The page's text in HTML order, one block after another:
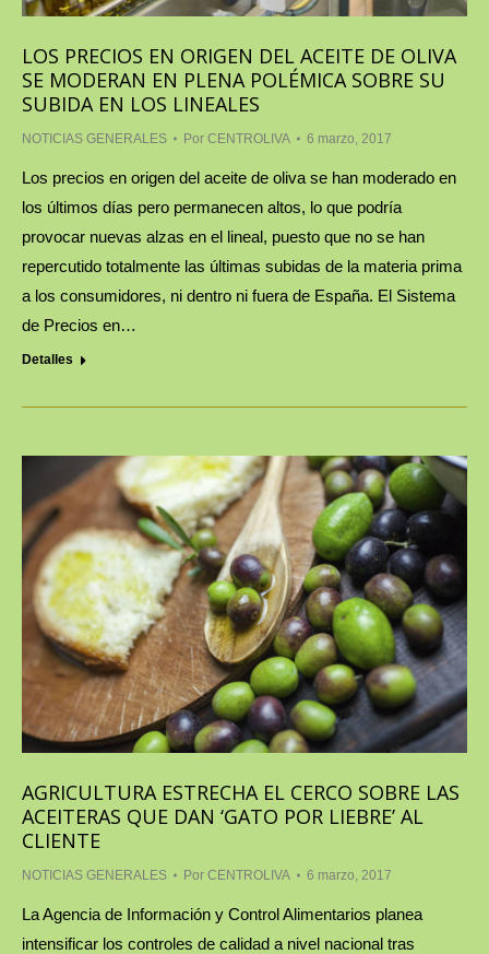
LOS PRECIOS EN ORIGEN DEL ACEITE DE OLIVA
SE MODERAN EN PLENA POLÉMICA SOBRE SU
SUBIDA EN LOS LINEALES
NOTICIAS GENERALES Por CENTROLIVA 6 marzo, 2017
Los precios en origen del aceite de oliva se han moderado en
los últimos días pero permanecen altos, lo que podría
provocar nuevas alzas en el lineal, puesto que no se han
repercutido totalmente las últimas subidas de la materia prima
a los consumidores, ni dentro ni fuera de España. El Sistema
de Precios en…
Detalles
AGRICULTURA ESTRECHA EL CERCO SOBRE LAS
ACEITERAS QUE DAN ‘GATO POR LIEBRE’ AL
CLIENTE
NOTICIAS GENERALES Por CENTROLIVA 6 marzo, 2017
La Agencia de Información y Control Alimentarios planea
intensificar los controles de calidad a nivel nacional tras